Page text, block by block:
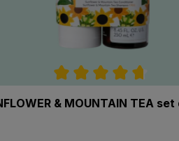
Calificación
& MOUNTAIN TEA